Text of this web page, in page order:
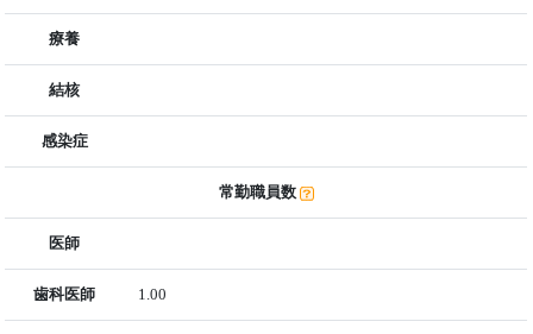
療養
結核
感染症
常勤職員数
医師
歯科医師 1.00